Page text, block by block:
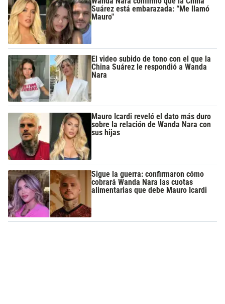
Suárez está embarazada: “Me llamó
Mauro"
El video subido de tono con el que la
China Suárez le respondió a Wanda
Nara
Mauro Icardi reveló el dato más duro
sobre la relación de Wanda Nara con
sus hijas
Sigue la guerra: confirmaron cómo
cobrará Wanda Nara las cuotas
alimentarias que debe Mauro Icardi